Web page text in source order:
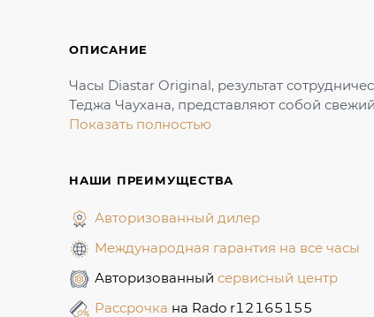
ОПИСАНИЕ
Часы Diastar Original, результат
Теджа Чаухана, представляют собой
Показать полностью
НАШИ ПРЕИМУЩЕСТВА
Авторизованный дилер
Международная гарантия на все часы
Авторизованный сервисный центр
Рассрочка на Rado r12165155